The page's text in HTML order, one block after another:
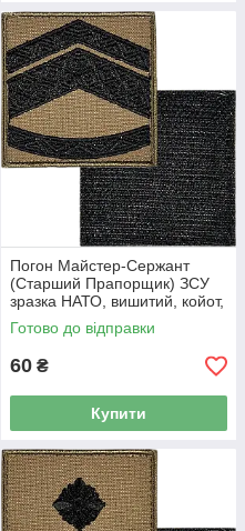
Погон Майстер-Сержант
(Старший Прапорщик) ЗСУ
зразка НАТО, вишитий, койот,
5×5см, на липучці
Готово до відправки
60 ₴
Купити